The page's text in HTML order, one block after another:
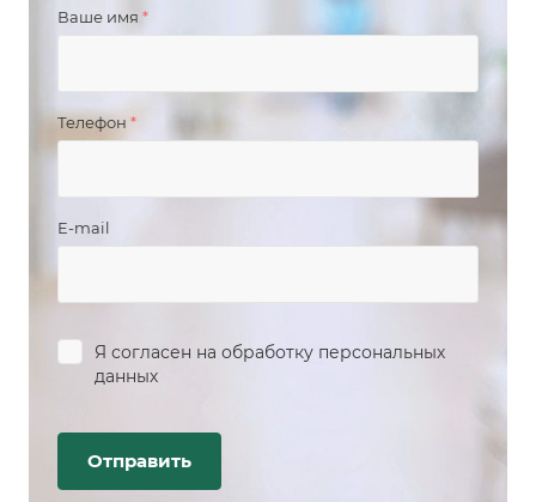
Ваше имя *
Телефон *
E-mail
Я согласен на обработку персональных
данных